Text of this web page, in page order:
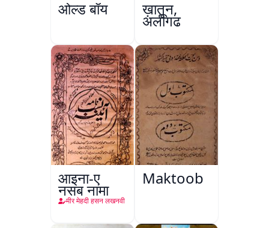
ओल्ड बॉय ख़ातून,
अलीगढ़
आइना-ए
नसब नामा
मीर मेहदी हसन लखनवी
Maktoob